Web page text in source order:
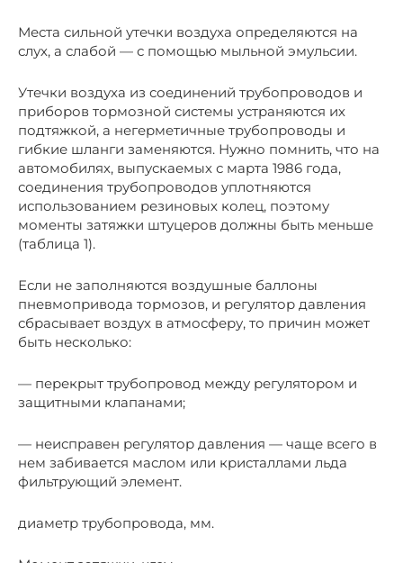
Места сильной утечки воздуха определяются на
слух, а слабой — с помощью мыльной эмульсии.
Утечки воздуха из соединений трубопроводов и
приборов тормозной системы устраняются их
подтяжкой, а негерметичные трубопроводы и
гибкие шланги заменяются. Нужно помнить, что на
автомобилях, выпускаемых с марта 1986 года,
соединения трубопроводов уплотняются
использованием резиновых колец, поэтому
моменты затяжки штуцеров должны быть меньше
(таблица 1).
Если не заполняются воздушные баллоны
пневмопривода тормозов, и регулятор давления
сбрасывает воздух в атмосферу, то причин может
быть несколько:
— перекрыт трубопровод между регулятором и
защитными клапанами;
— неисправен регулятор давления — чаще всего в
нем забивается маслом или кристаллами льда
фильтрующий элемент.
диаметр трубопровода, мм.